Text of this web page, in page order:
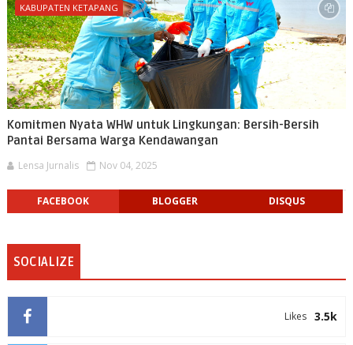
KABUPATEN KETAPANG
Komitmen Nyata WHW untuk Lingkungan: Bersih-Bersih
Pantai Bersama Warga Kendawangan
Lensa Jurnalis Nov 04, 2025
FACEBOOK BLOGGER DISQUS
SOCIALIZE
3.5k
Likes